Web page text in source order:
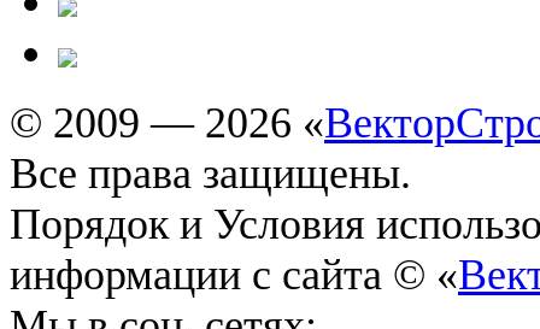
© 2009 — 2026 «
Все права защищены.
Порядок и Условия
информации с сайта © «